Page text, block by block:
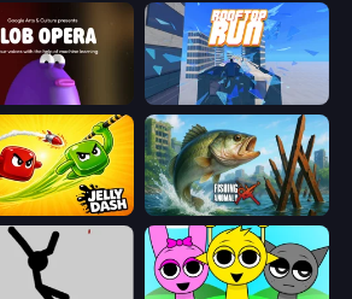
Rooftop Run
Fishing Anomaly